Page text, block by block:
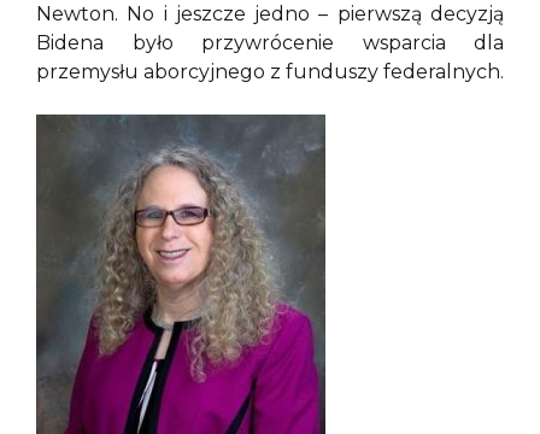
Newton. No i jeszcze jedno – pierwszą decyzją
Bidena było przywrócenie wsparcia dla
przemysłu aborcyjnego z funduszy federalnych.